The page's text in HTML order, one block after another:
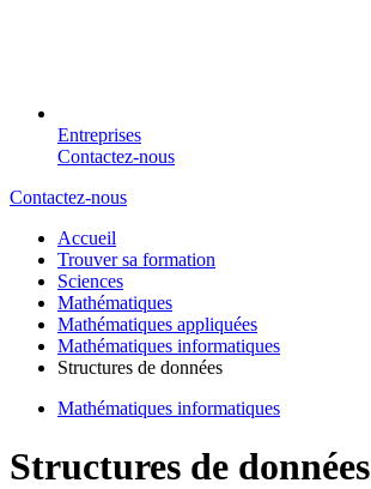
Entreprises
Contactez-nous
Contactez-nous
Accueil
Trouver sa formation
Sciences
Mathématiques
Mathématiques appliquées
Mathématiques informatiques
Structures de données
Mathématiques informatiques
Structures de données